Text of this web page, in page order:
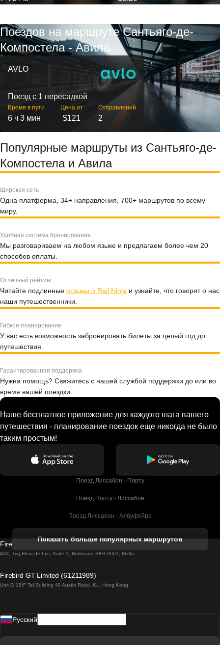
Поездов на маршруте Сантьяго-де-
Компостела - Авила
AVLO
Поезд с 1 пересадкой
Время в пути
6 ч 3 мин
Цена от
$121
Отправлений
2
Популярные маршруты из Сантьяго-де-
Компостела и Авила
Широкая сеть
Одна платформа, 34+ направления, 700+ маршрутов по всему
миру.
Удобная система бронирования
Мы разговариваем на любом языке и предлагаем более чем 20
способов оплаты.
Отличный рейтинг
Читайте подлинные отзывы о Rail Ninja и узнайте, что говорят о нас
наши путешественники.
Гибкое планирование
У вас есть возможность забронировать билеты за целый год до
путешествия.
Гарантированная поддержка
Нужна помощь? Свяжитесь с нашей службой поддержки до или во
время вашей поездки.
Наше бесплатное приложение для каждого шага вашего
путешествия - планирование поездок еще никогда не было
таким простым!
Поезд Лиссабон - Порту
Поезд Порту - Лиссабон
Поезд Лиссабон - Албуфейра
Поезд Лиссабон - Лагос
Поезд Лиссабон - Мадрид
Показать больше популярных маршрутов
Firebird GT Limited (OC 1451)
432, Triq Fleur de Lys, Suite 1, Birkirkara, BKR 9061, Malta
Firebird GT Limited (61211989)
Unit G 15/F Tal Building 49 Austin Road, KL, Hong Kong
Pусский